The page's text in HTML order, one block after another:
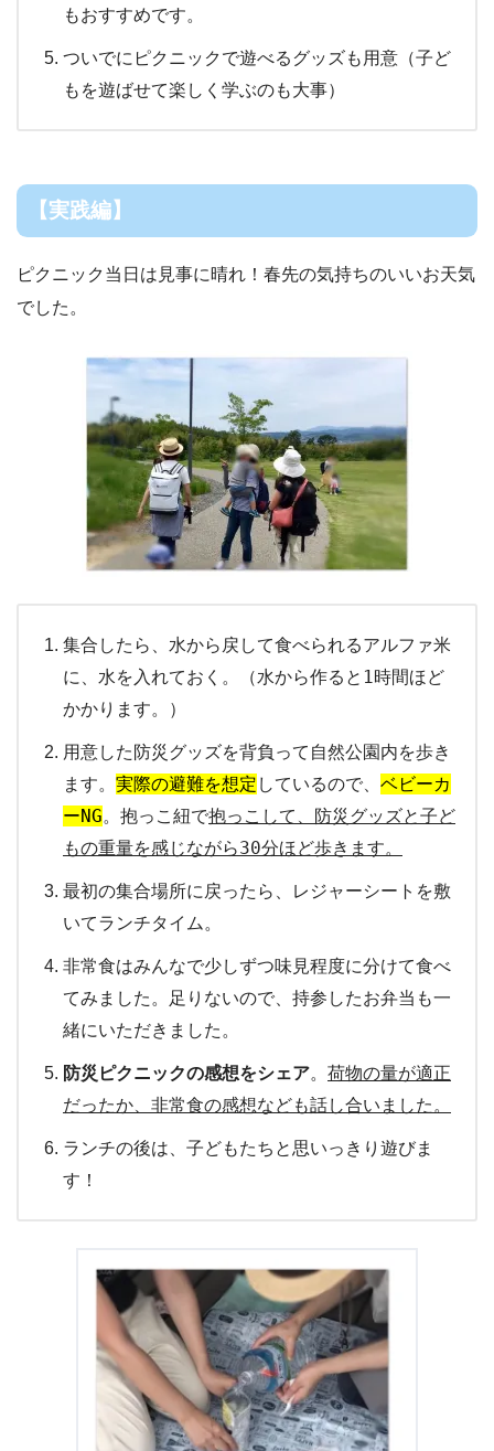
もおすすめです。
ついでにピクニックで遊べるグッズも用意（子ど
もを遊ばせて楽しく学ぶのも大事）
【実践編】
ピクニック当日は見事に晴れ！春先の気持ちのいいお天気
でした。
集合したら、水から戻して食べられるアルファ米
に、水を入れておく。（水から作ると1時間ほど
かかります。）
用意した防災グッズを背負って自然公園内を歩き
ます。 実際の避難を想定 しているので、 ベビーカ
ーNG。抱っこ紐で抱っこして、防災グッズと子ど
もの重量を感じながら30分ほど歩きます。
最初の集合場所に戻ったら、レジャーシートを敷
いてランチタイム。
非常食はみんなで少しずつ味見程度に分けて食べ
てみました。足りないので、持参したお弁当も一
緒にいただきました。
防災ピクニックの感想をシェア。 荷物の量が適正
だったか、非常食の感想なども話し合いました。
ランチの後は、子どもたちと思いっきり遊びま
す！